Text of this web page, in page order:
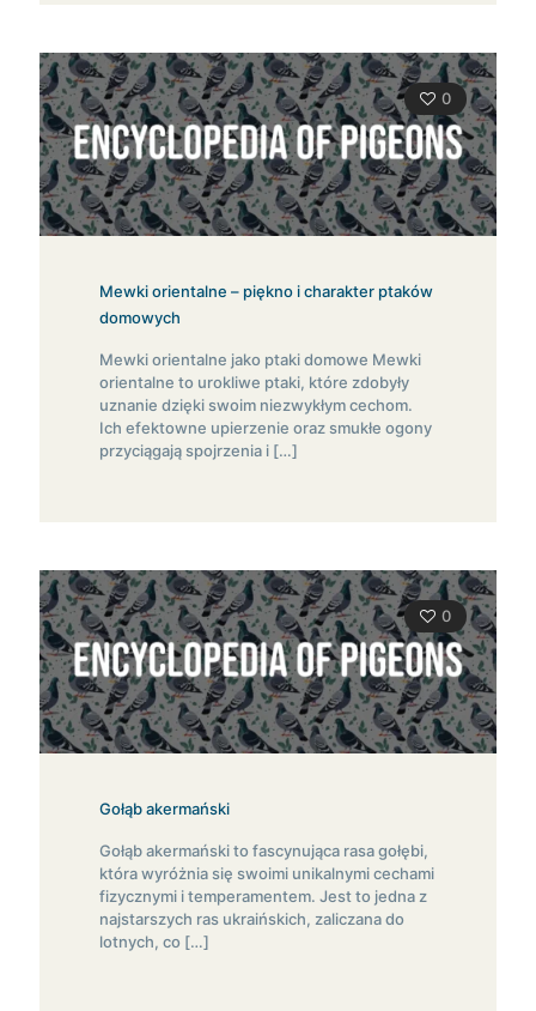
0
Mewki orientalne – piękno i charakter ptaków
domowych
Mewki orientalne jako ptaki domowe Mewki
orientalne to urokliwe ptaki, które zdobyły
uznanie dzięki swoim niezwykłym cechom.
Ich efektowne upierzenie oraz smukłe ogony
przyciągają spojrzenia i […]
0
Gołąb akermański
Gołąb akermański to fascynująca rasa gołębi,
która wyróżnia się swoimi unikalnymi cechami
fizycznymi i temperamentem. Jest to jedna z
najstarszych ras ukraińskich, zaliczana do
lotnych, co […]